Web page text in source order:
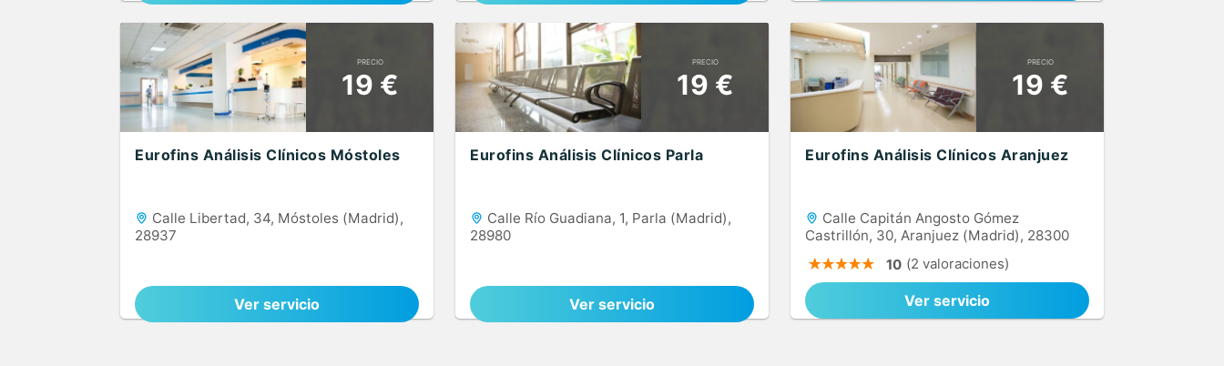
PRECIO
19 €
Eurofins Análisis Clínicos Móstoles
Calle Libertad, 34, Móstoles (Madrid),
28937
Ver servicio
PRECIO
19 €
Eurofins Análisis Clínicos Parla
Calle Río Guadiana, 1, Parla (Madrid),
28980
Ver servicio
PRECIO
19 €
Eurofins Análisis Clínicos Aranjuez
Calle Capitán Angosto Gómez
Castrillón, 30, Aranjuez (Madrid), 28300
10 (2 valoraciones)
Ver servicio